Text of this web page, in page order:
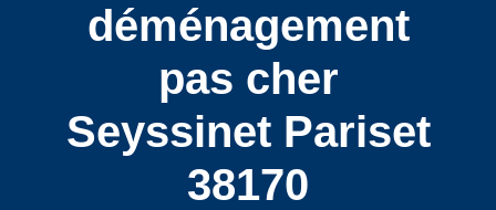
déménagement
pas cher
Seyssinet Pariset
38170